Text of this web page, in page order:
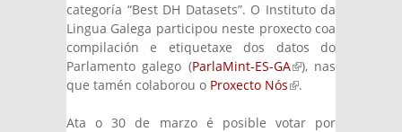
external)
categoría “Best DH Datasets”. O Instituto da
Lingua Galega participou neste proxecto coa
compilación e etiquetaxe dos datos do
Parlamento galego (ParlaMint-ES-GA(link is
external)
), nas
que tamén colaborou o Proxecto Nós(link is
.
Ata o 30 de marzo é posible votar por